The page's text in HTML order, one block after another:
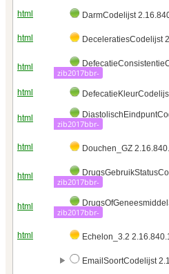
html DarmCodelijst
html DeceleratiesCodelijst
html
zib2017bbr-
html
html
zib2017bbr-
html Douchen_GZ
html
zib2017bbr-
html
zib2017bbr-
html Echelon_3.2
EmailSoortCodelijst